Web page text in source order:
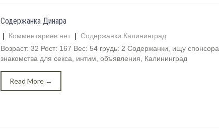
Содержанка Динара
| Комментариев нет | Содержанки Калининград
Возраст: 32 Рост: 167 Вес: 54 грудь: 2 Содержанки, ищу спонсора,
знакомства для секса, интим, объявления, Калининград
Read More →